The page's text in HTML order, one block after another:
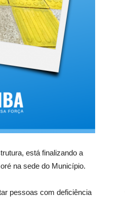
está finalizando a
na sede do Município.
pessoas com deficiência